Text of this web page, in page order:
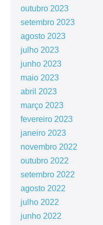
outubro 2023
setembro 2023
agosto 2023
julho 2023
junho 2023
maio 2023
abril 2023
março 2023
fevereiro 2023
janeiro 2023
novembro 2022
outubro 2022
setembro 2022
agosto 2022
julho 2022
junho 2022